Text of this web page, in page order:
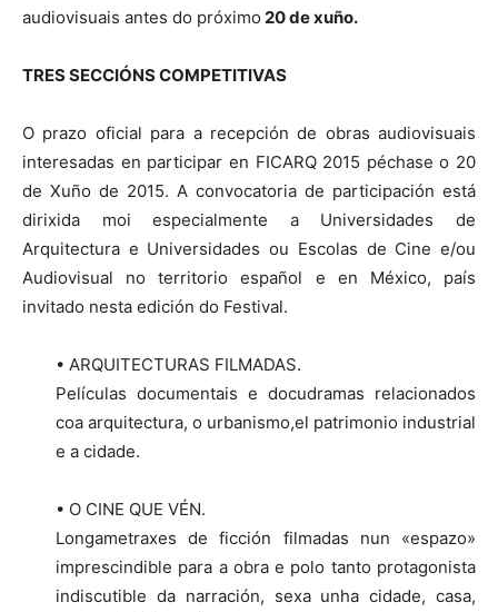
audiovisuais antes do próximo 20 de xuño.
TRES SECCIÓNS COMPETITIVAS
O prazo oficial para a recepción de obras audiovisuais
interesadas en participar en FICARQ 2015 péchase o 20
de Xuño de 2015. A convocatoria de participación está
dirixida moi especialmente a Universidades de
Arquitectura e Universidades ou Escolas de Cine e/ou
Audiovisual no territorio español e en México, país
invitado nesta edición do Festival.
• ARQUITECTURAS FILMADAS.
Películas documentais e docudramas relacionados
coa arquitectura, o urbanismo,el patrimonio industrial
e a cidade.
• O CINE QUE VÉN.
Longametraxes de ficción filmadas nun «espazo»
imprescindible para a obra e polo tanto protagonista
indiscutible da narración, sexa unha cidade, casa,